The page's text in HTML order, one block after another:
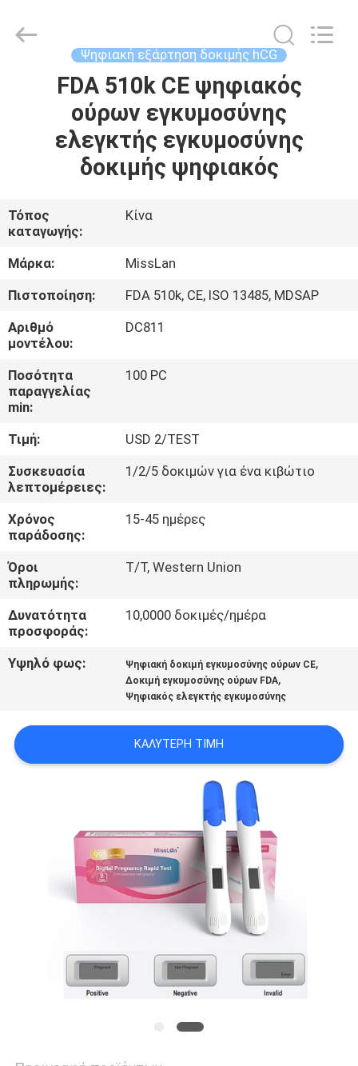
ΠΡΟΪΌΝΤΑ
ΕΜΕΊΣ
ΓΎΡΟΣ
ΕΡΓΟΣΤΑΣΊΩΝ
ΠΟΙΟΤΙΚΌΣ
ΈΛΕΓΧΟΣ
ΕΛΆΤΕ
ΣΕ
ΕΠΑΦΉ
ΜΕ
ΕΙΔΉΣΕΙΣ
ΖΗΤΉΣΤΕ
ΈΝΑ
ΑΠΌΣΠΑΣΜΑ
SITEMAP
Biotechnology
Co.,LTD.
Ψηφιακή εξάρτηση δοκιμής hCG
FDA 510k CE ψηφιακός
ούρων εγκυμοσύνης
ελεγκτής εγκυμοσύνης
δοκιμής ψηφιακός
Τόπος
καταγωγής:
Κίνα
Μάρκα:
MissLan
Πιστοποίηση:
FDA 510k, CE, ISO 13485, MDSAP
Αριθμό
μοντέλου:
DC811
Ποσότητα
παραγγελίας
min:
100 PC
Τιμή:
USD 2/TEST
Συσκευασία
λεπτομέρειες:
1/2/5 δοκιμών για ένα κιβώτιο
Χρόνος
παράδοσης:
15-45 ημέρες
Όροι
πληρωμής:
T/T, Western Union
Δυνατότητα
προσφοράς:
10,0000 δοκιμές/ημέρα
Υψηλό φως: Ψηφιακή δοκιμή εγκυμοσύνης ούρων CE,
Δοκιμή εγκυμοσύνης ούρων FDA,
Ψηφιακός ελεγκτής εγκυμοσύνης
ΚΑΛΎΤΕΡΗ ΤΙΜΉ